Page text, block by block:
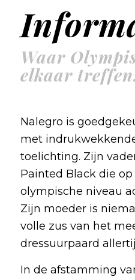
Waar
elkaar
Nalegro is
met
toelichting. Zijn
Painted Black die
olympische niveau
Zijn moeder is
volle zus van het
dressuurpaard
In de afstamming